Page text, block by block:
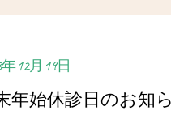
年12月19日
年始休診日のお知